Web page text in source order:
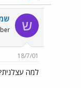
ש
18/7/01
למה